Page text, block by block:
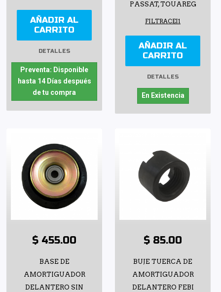
AÑADIR AL
CARRITO
DETALLES
Preventa: Disponible
hasta 14 Días después
de tu compra
PASSAT, TOUAREG
FILTRACEI1
AÑADIR AL
CARRITO
DETALLES
En Existencia
$ 455.00
BASE DE
AMORTIGUADOR
DELANTERO SIN
$ 85.00
BUJE TUERCA DE
AMORTIGUADOR
DELANTERO FEBI